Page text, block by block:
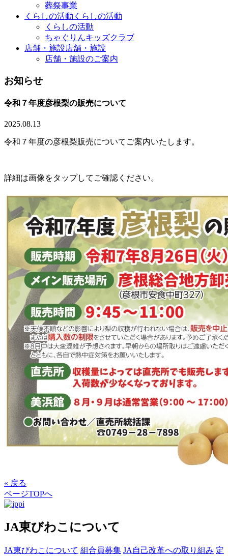
葬祭事業
くらしの活動 くらしの活動
くらしの活動
ちゃぐりんキッズクラブ
店舗・施設店舗・施設
店舗・施設のご案内
お知らせ
令和７年度彦根梨の販売について
2025.08.13
令和７年度の彦根梨販売についてご案内いたします。
詳細は画像をタップしてご確認ください。
« 戻る
ページTOPへ
JA東びわこについて
JA東びわこについて 組合員募集 JA自己改革への取り組み 定